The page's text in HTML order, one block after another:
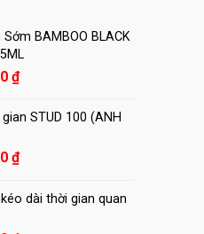
BAMBOO BLACK
₫Giá
tại
420.000 ₫.
STUD 100 (ANH
₫Giá
tạidài thời gian quan